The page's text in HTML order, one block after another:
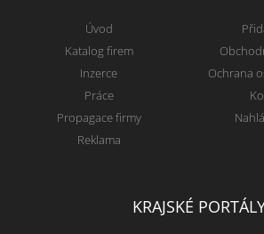
Úvod
Katalog firem
Inzerce
Práce
Propagace firmy
Reklama
Ochrana
KRAJSKÉ